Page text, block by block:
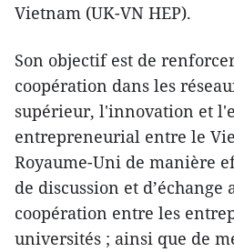
Vietnam (UK-VN HEP).
Son objectif est de
coopération dans les
supérieur, l'innovation et
entrepreneurial entre le
Royaume-Uni de manière
de discussion et d’échange
coopération entre les
universités ; ainsi que de